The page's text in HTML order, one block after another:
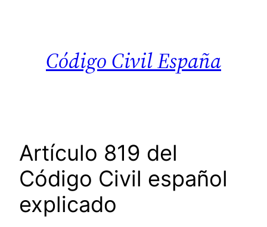
Código Civil España
Artículo 819 del
Código Civil español
explicado